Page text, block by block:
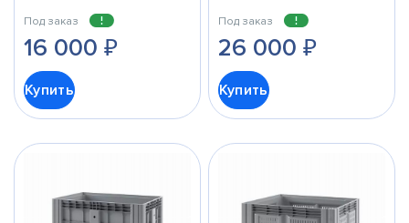
Под заказ
16 000₽
Купить
Под заказ
26 000 ₽
Купить